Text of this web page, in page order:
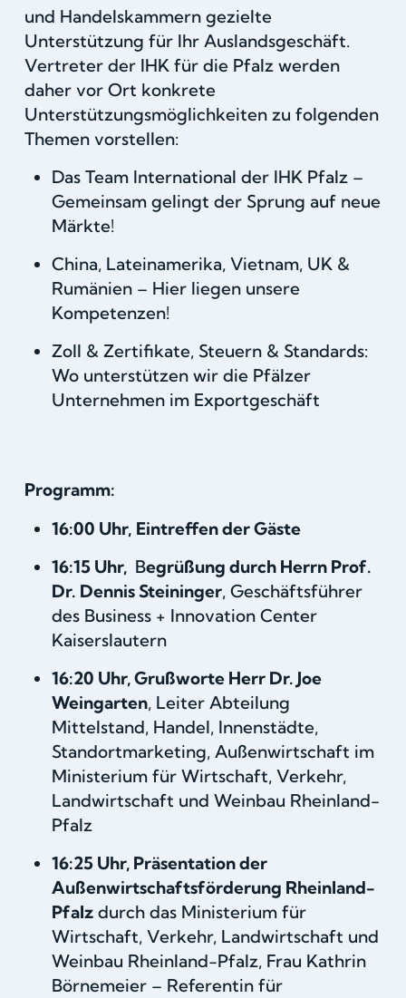
und Handelskammern gezielte
Unterstützung für Ihr Auslandsgeschäft.
Vertreter der IHK für die Pfalz werden
daher vor Ort konkrete
Unterstützungsmöglichkeiten zu folgenden
Themen vorstellen:
Das Team International der IHK Pfalz –
Gemeinsam gelingt der Sprung auf neue
Märkte!
China, Lateinamerika, Vietnam, UK &
Rumänien – Hier liegen unsere
Kompetenzen!
Zoll & Zertifikate, Steuern & Standards:
Wo unterstützen wir die Pfälzer
Unternehmen im Exportgeschäft
Programm:
16:00 Uhr, Eintreffen der Gäste
16:15 Uhr, Begrüßung durch Herrn Prof.
Dr. Dennis Steininger, Geschäftsführer
des Business + Innovation Center
Kaiserslautern
16:20 Uhr, Grußworte Herr Dr. Joe
Weingarten, Leiter Abteilung
Mittelstand, Handel, Innenstädte,
Standortmarketing, Außenwirtschaft im
Ministerium für Wirtschaft, Verkehr,
Landwirtschaft und Weinbau Rheinland-
Pfalz
16:25 Uhr, Präsentation der
Außenwirtschaftsförderung Rheinland-
Pfalzdurch das Ministerium für
Wirtschaft, Verkehr, Landwirtschaft und
Weinbau Rheinland-Pfalz, Frau Kathrin
Börnemeier – Referentin für